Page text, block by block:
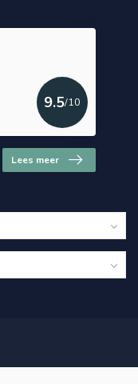
9.5/10
Lees meer